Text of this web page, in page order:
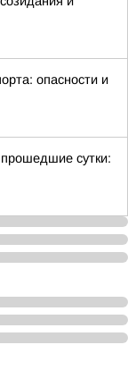
опасности и
сутки: